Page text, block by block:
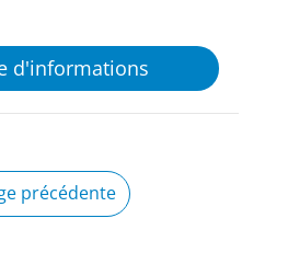
d'informations
précédente